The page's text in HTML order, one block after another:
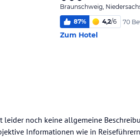
Braunschweig,
87% 4,2/6 70
Zum Hotel
leider noch keine allgemeine
Informationen wie in